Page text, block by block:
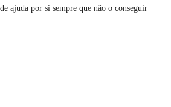
ajuda por si sempre que não o conseguir